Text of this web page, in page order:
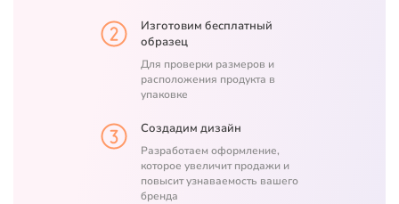
Изготовим бесплатный
образец
Для проверки размеров и
расположения продукта в
упаковке
Создадим дизайн
Разработаем оформление,
которое увеличит продажи и
повысит узнаваемость вашего
бренда